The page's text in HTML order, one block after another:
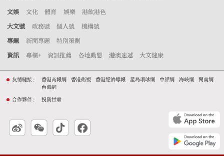
文娛 文化 體育 娛樂 港飲港色
大文號 政務號 個人號 機構號
專題 新聞專題 特別策劃
資訊 專欄+ 資訊推薦 各地動態 港澳速遞 大文健康
友情鏈接： 香港商報網 香港衛視 香港經濟導報 星島環球網 中評網 海峽網
閩南網
台海網
合作夥伴： 投資甘肅